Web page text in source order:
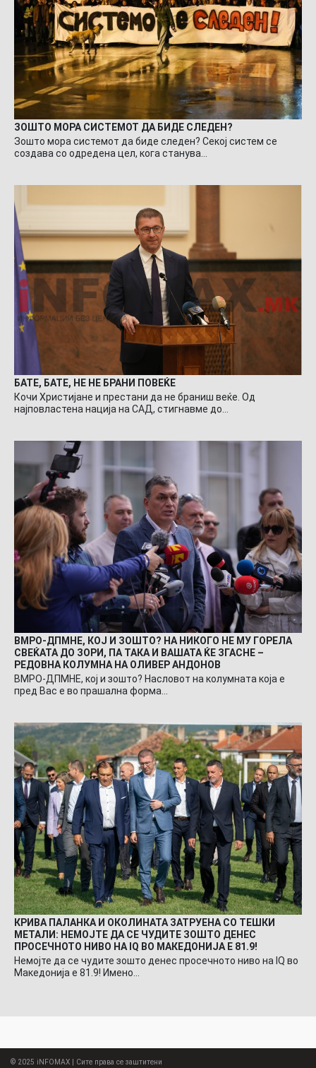
ЗОШТО МОРА СИСТЕМОТ ДА БИДЕ СЛЕДЕН?
Зошто мора системот да биде следен? Секој систем се
создава со одредена цел, кога станува…
БАТЕ, БАТЕ, НЕ НЕ БРАНИ ПОВЕЌЕ
Кочи Христијане и престани да не браниш веќе. Од
најповластена нација на САД, стигнавме до…
ВМРО-ДПМНЕ, КОЈ И ЗОШТО? НА НИКОГО НЕ МУ ГОРЕЛА
СВЕЌАТА ДО ЗОРИ, ПА ТАКА И ВАШАТА ЌЕ ЗГАСНЕ –
РЕДОВНА КОЛУМНА НА ОЛИВЕР АНДОНОВ
ВМРО-ДПМНЕ, кој и зошто? Насловот на колумната која е
пред Вас е во прашална форма…
КРИВА ПАЛАНКА И ОКОЛИНАТА ЗАТРУЕНА СО ТЕШКИ
МЕТАЛИ: НЕМОЈТЕ ДА СЕ ЧУДИТЕ ЗОШТО ДЕНЕС
ПРОСЕЧНОТО НИВО НА IQ ВО МАКЕДОНИЈА Е 81.9!
Немојте да се чудите зошто денес просечното ниво на IQ во
Македонија е 81.9! Имено…
© 2025 iNFOMAX | Сите права се заштитени